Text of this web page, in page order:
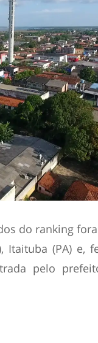
do ranking
Itaituba (PA) e,
pelo